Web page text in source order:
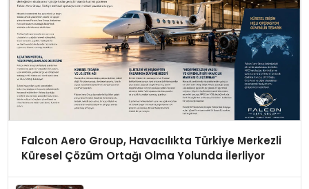
Falcon Aero Group, Havacılıkta Türkiye Merkezli
Küresel Çözüm Ortağı Olma Yolunda İlerliyor